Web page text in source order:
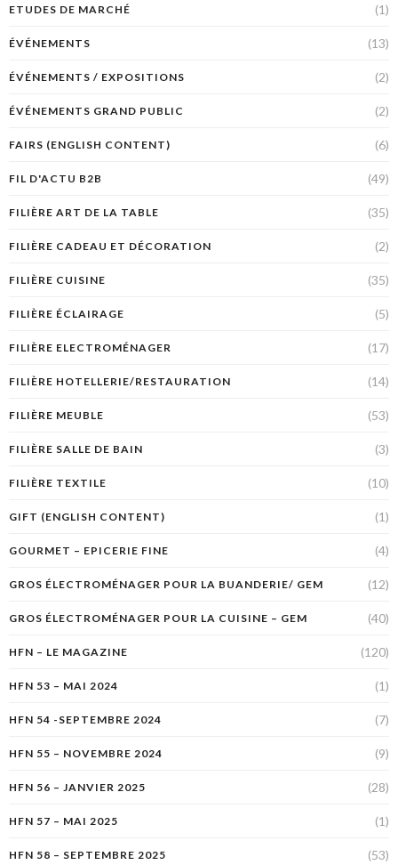
ETUDES DE MARCHÉ (1)
ÉVÉNEMENTS (13)
ÉVÉNEMENTS / EXPOSITIONS (2)
ÉVÉNEMENTS GRAND PUBLIC (2)
FAIRS (ENGLISH CONTENT) (6)
FIL D'ACTU B2B (49)
FILIÈRE ART DE LA TABLE (35)
FILIÈRE CADEAU ET DÉCORATION (2)
FILIÈRE CUISINE (35)
FILIÈRE ÉCLAIRAGE (5)
FILIÈRE ELECTROMÉNAGER (17)
FILIÈRE HOTELLERIE/RESTAURATION (14)
FILIÈRE MEUBLE (53)
FILIÈRE SALLE DE BAIN (3)
FILIÈRE TEXTILE (10)
GIFT (ENGLISH CONTENT) (1)
GOURMET – EPICERIE FINE (4)
GROS ÉLECTROMÉNAGER POUR LA BUANDERIE/ GEM (12)
GROS ÉLECTROMÉNAGER POUR LA CUISINE – GEM (40)
HFN – LE MAGAZINE (120)
HFN 53 – MAI 2024 (1)
HFN 54 -SEPTEMBRE 2024 (7)
HFN 55 – NOVEMBRE 2024 (9)
HFN 56 – JANVIER 2025 (28)
HFN 57 – MAI 2025 (1)
HFN 58 – SEPTEMBRE 2025 (53)